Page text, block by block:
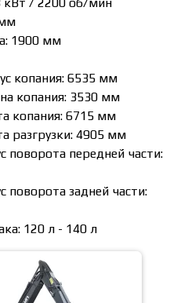
1900 мм
копания: 6535 мм
копания: 3530 мм
копания: 6715 мм
разгрузки: 4905 мм
поворота передней части:
задней части:
120 л - 140 л